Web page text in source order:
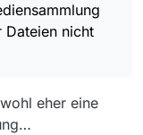
zu bleiben.
Dateien nicht
eher eine